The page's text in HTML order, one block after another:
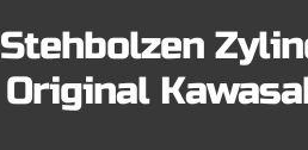
Stehbolzen
Original